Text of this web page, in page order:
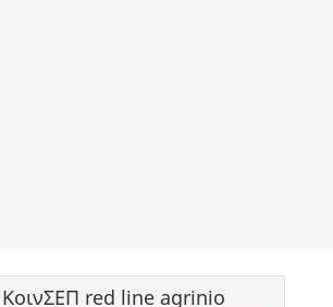
ΚοινΣΕΠ red line agrinio